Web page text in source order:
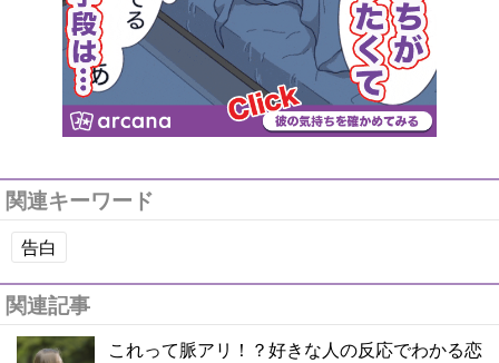
関連キーワード
告白
関連記事
これって脈アリ！？好きな人の反応でわかる恋